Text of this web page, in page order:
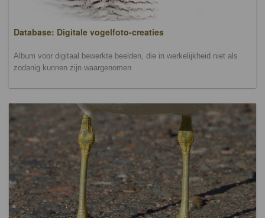
Database: Digitale vogelfoto-creaties
Album voor digitaal bewerkte beelden, die in werkelijkheid niet als
zodanig kunnen zijn waargenomen